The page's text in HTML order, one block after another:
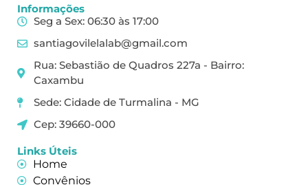
Informações
Seg a Sex: 06:30 às 17:00
santiagovilelalab@gmail.com
Rua: Sebastião de Quadros 227a - Bairro:
Caxambu
Sede: Cidade de Turmalina - MG
Cep: 39660-000
Links Úteis
Home
Convênios